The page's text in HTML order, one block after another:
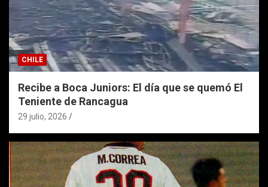
CHILE
Recibe a Boca Juniors: El día que se quemó El
Teniente de Rancagua
29 julio, 2026